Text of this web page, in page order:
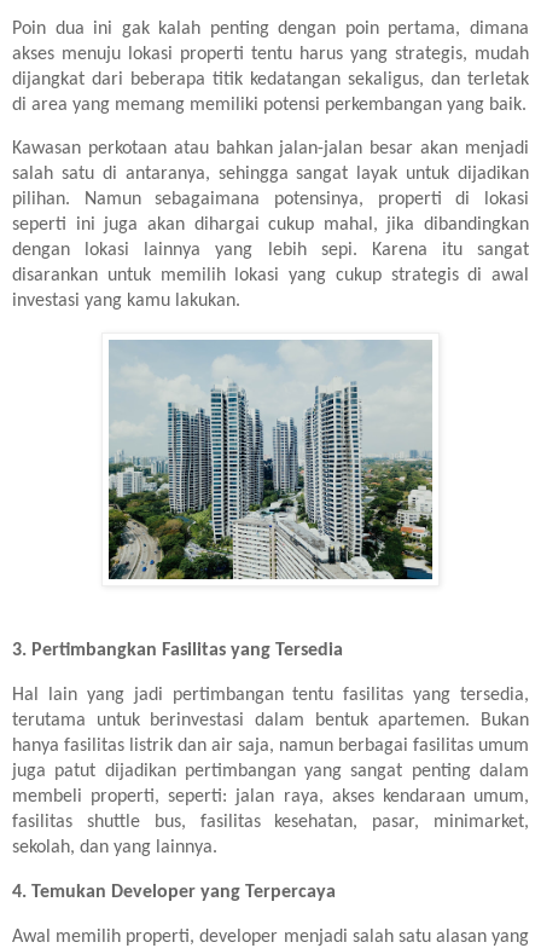
Poin dua ini gak kalah penting dengan poin pertama, dimana
akses menuju lokasi properti tentu harus yang strategis, mudah
dijangkat dari beberapa titik kedatangan sekaligus, dan terletak
di area yang memang memiliki potensi perkembangan yang baik.
Kawasan perkotaan atau bahkan jalan-jalan besar akan menjadi
salah satu di antaranya, sehingga sangat layak untuk dijadikan
pilihan. Namun sebagaimana potensinya, properti di lokasi
seperti ini juga akan dihargai cukup mahal, jika dibandingkan
dengan lokasi lainnya yang lebih sepi. Karena itu sangat
disarankan untuk memilih lokasi yang cukup strategis di awal
investasi yang kamu lakukan.
3. Pertimbangkan Fasilitas yang Tersedia
Hal lain yang jadi pertimbangan tentu fasilitas yang tersedia,
terutama untuk berinvestasi dalam bentuk apartemen. Bukan
hanya fasilitas listrik dan air saja, namun berbagai fasilitas umum
juga patut dijadikan pertimbangan yang sangat penting dalam
membeli properti, seperti: jalan raya, akses kendaraan umum,
fasilitas shuttle bus, fasilitas kesehatan, pasar, minimarket,
sekolah, dan yang lainnya.
4. Temukan Developer yang Terpercaya
Awal memilih properti, developer menjadi salah satu alasan yang